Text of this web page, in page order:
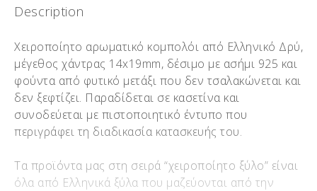
Description
Χειροποίητο αρωματικό κομπολόι από Ελληνικό Δρύ,
μέγεθος χάντρας 14x19mm, δέσιμο με ασήμι 925 και
φούντα από φυτικό μετάξι που δεν τσαλακώνεται και
δεν ξεφτίζει. Παραδίδεται σε κασετίνα και
συνοδεύεται με πιστοποιητικό έντυπο που
περιγράφει τη διαδικασία κατασκευής του.
Τα προϊόντα μας στη σειρά “χειροποίητο ξύλο” είναι
όλα από Ελληνικά ξύλα που μαζεύονται από την